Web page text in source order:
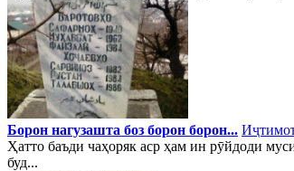
Борон нагузашта боз борон борон...
Ҳатто баъди чаҳоряк аср ҳам ин рӯйдоди
буд...